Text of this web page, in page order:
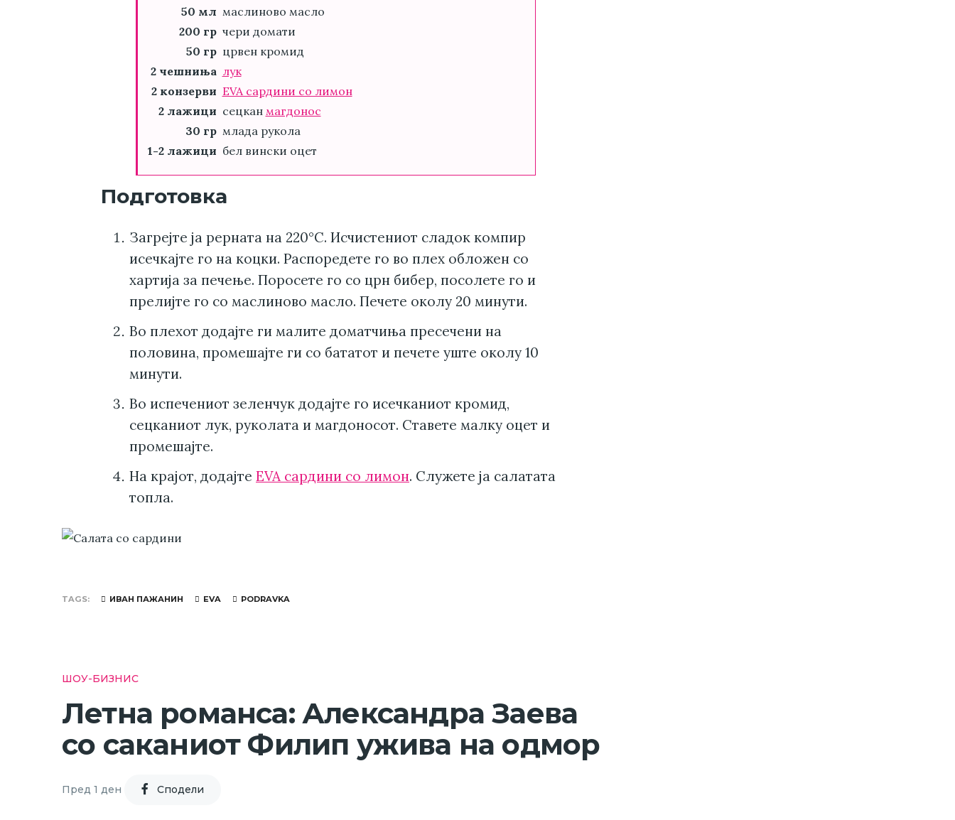
50 мл маслиново масло
200 гр чери домати
50 гр црвен кромид
2 чешниња лук
2 конзерви EVA сардини со лимон
2 лажици сецкан магдонос
30 гр млада рукола
1-2 лажици бел вински оцет
Подготовка
Загрејте ја рерната на 220°С. Исчистениот сладок компир
исечкајте го на коцки. Распоредете го во плех обложен со
хартија за печење. Поросете го со црн бибер, посолете го и
прелијте го со маслиново масло. Печете околу 20 минути.
Во плехот додајте ги малите доматчиња пресечени на
половина, промешајте ги со бататот и печете уште околу 10
минути.
Во испечениот зеленчук додајте го исечканиот кромид,
сецканиот лук, руколата и магдоносот. Ставете малку оцет и
промешајте.
На крајот, додајте EVA сардини со лимон. Служете ја салатата
топла.
TAGS ИВАН ПАЖАНИН EVA PODRAVKA
ШОУ-БИЗНИС
Летна романса: Александра Заева
со саканиот Филип ужива на одмор
Пред 1 ден Cподели